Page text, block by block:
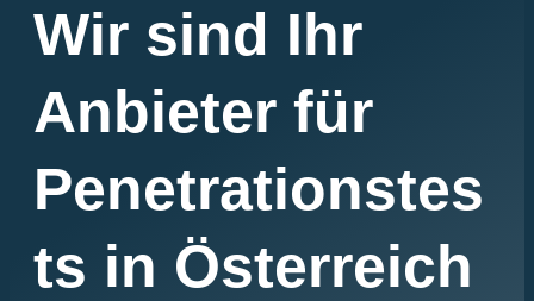
Wir sind Ihr
Anbieter für
Penetrationstes
ts in Österreich